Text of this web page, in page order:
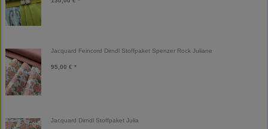
Jacquard Feincord Dirndl Stoffpaket Spenzer Rock Juliane
95,00 € *
Jacquard Dirndl Stoffpaket Julia